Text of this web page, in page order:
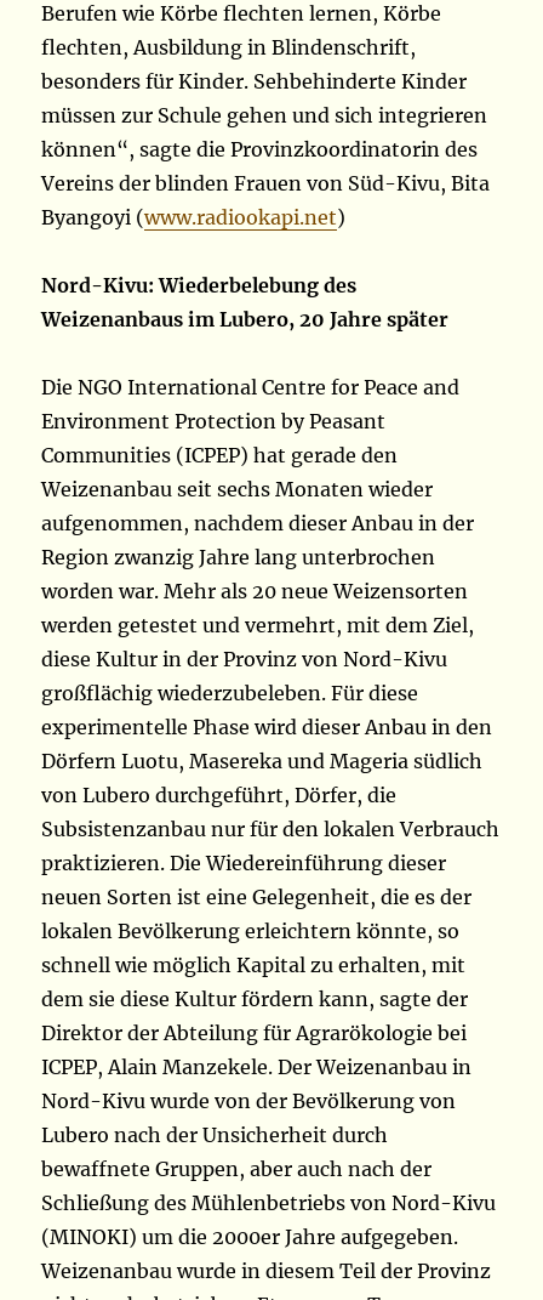
Berufen wie Körbe flechten lernen, Körbe
flechten, Ausbildung in Blindenschrift,
besonders für Kinder. Sehbehinderte Kinder
müssen zur Schule gehen und sich integrieren
können“, sagte die Provinzkoordinatorin des
Vereins der blinden Frauen von Süd-Kivu, Bita
Byangoyi (www.radiookapi.net)
Nord-Kivu: Wiederbelebung des
Weizenanbaus im Lubero, 20 Jahre später
Die NGO International Centre for Peace and
Environment Protection by Peasant
Communities (ICPEP) hat gerade den
Weizenanbau seit sechs Monaten wieder
aufgenommen, nachdem dieser Anbau in der
Region zwanzig Jahre lang unterbrochen
worden war. Mehr als 20 neue Weizensorten
werden getestet und vermehrt, mit dem Ziel,
diese Kultur in der Provinz von Nord-Kivu
großflächig wiederzubeleben. Für diese
experimentelle Phase wird dieser Anbau in den
Dörfern Luotu, Masereka und Mageria südlich
von Lubero durchgeführt, Dörfer, die
Subsistenzanbau nur für den lokalen Verbrauch
praktizieren. Die Wiedereinführung dieser
neuen Sorten ist eine Gelegenheit, die es der
lokalen Bevölkerung erleichtern könnte, so
schnell wie möglich Kapital zu erhalten, mit
dem sie diese Kultur fördern kann, sagte der
Direktor der Abteilung für Agrarökologie bei
ICPEP, Alain Manzekele. Der Weizenanbau in
Nord-Kivu wurde von der Bevölkerung von
Lubero nach der Unsicherheit durch
bewaffnete Gruppen, aber auch nach der
Schließung des Mühlenbetriebs von Nord-Kivu
(MINOKI) um die 2000er Jahre aufgegeben.
Weizenanbau wurde in diesem Teil der Provinz